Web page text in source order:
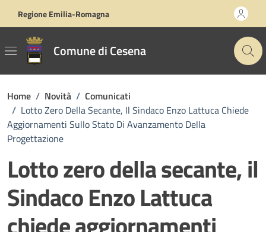
Regione Emilia-Romagna
Comune di Cesena
Home / Novità / Comunicati
/ Lotto Zero Della Secante, Il Sindaco Enzo Lattuca Chiede
Aggiornamenti Sullo Stato Di Avanzamento Della
Progettazione
Lotto zero della secante, il
Sindaco Enzo Lattuca